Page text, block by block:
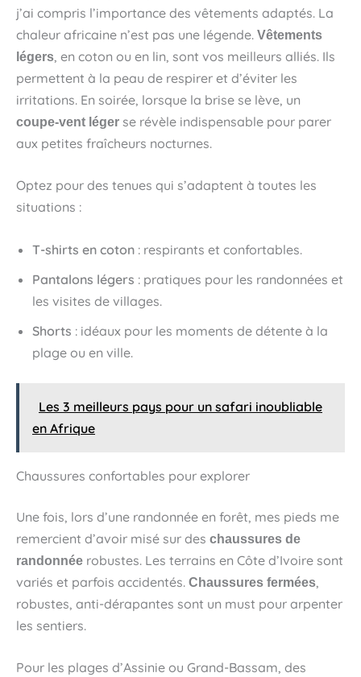
j’ai compris l’importance des vêtements adaptés. La
chaleur africaine n’est pas une légende. Vêtements
légers, en coton ou en lin, sont vos meilleurs alliés. Ils
permettent à la peau de respirer et d’éviter les
irritations. En soirée, lorsque la brise se lève, un
coupe-vent léger se révèle indispensable pour parer
aux petites fraîcheurs nocturnes.
Optez pour des tenues qui s’adaptent à toutes les
situations :
T-shirts en coton : respirants et confortables.
Pantalons légers : pratiques pour les randonnées et
les visites de villages.
Shorts : idéaux pour les moments de détente à la
plage ou en ville.
Les 3 meilleurs pays pour un safari inoubliable
en Afrique
Chaussures confortables pour explorer
Une fois, lors d’une randonnée en forêt, mes pieds me
remercient d’avoir misé sur des chaussures de
randonnée robustes. Les terrains en Côte d’Ivoire sont
variés et parfois accidentés. Chaussures fermées,
robustes, anti-dérapantes sont un must pour arpenter
les sentiers.
Pour les plages d’Assinie ou Grand-Bassam, des